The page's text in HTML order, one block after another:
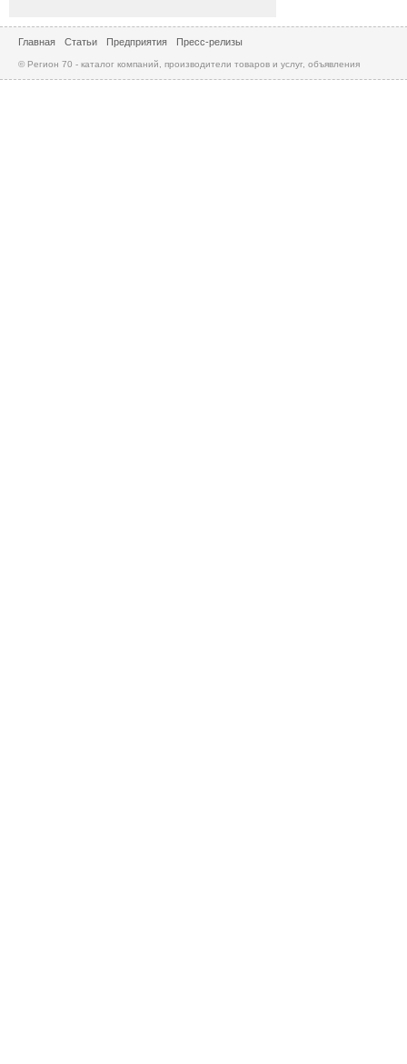
Главная Статьи Предприятия Пресс-релизы
© Регион 70 - каталог компаний, производители товаров и услуг, объявления